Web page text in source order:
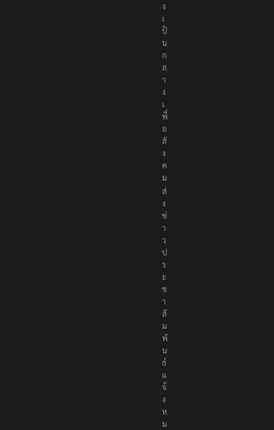
ง
เ
ป็
น
ก
ล
า
ง
เ
พื่
อ
สั
ง
ค
ม
ส่
ง
ข่
า
ว
ป
ร
ะ
ช
า
สั
ม
พั
น
ธ์
แ
จ้
ง
ห
ม